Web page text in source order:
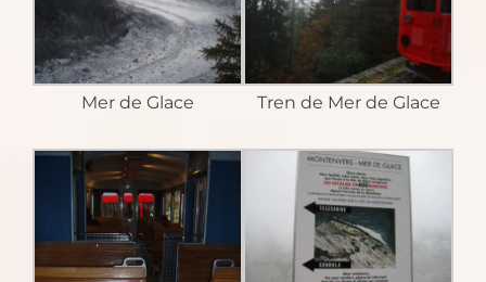
Mer de Glace Tren de Mer de Glace